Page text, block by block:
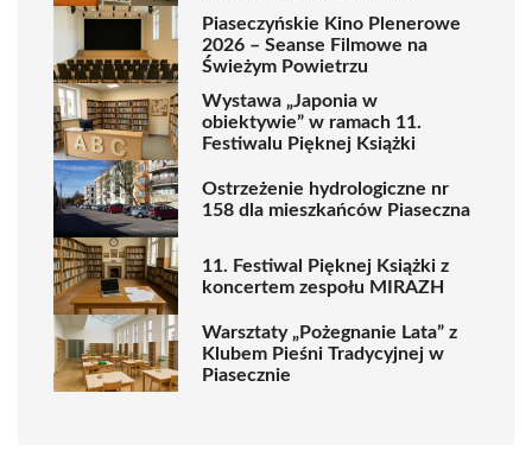
Piaseczyńskie Kino Plenerowe
2026 – Seanse Filmowe na
Świeżym Powietrzu
Wystawa „Japonia w
obiektywie” w ramach 11.
Festiwalu Pięknej Książki
Ostrzeżenie hydrologiczne nr
158 dla mieszkańców Piaseczna
11. Festiwal Pięknej Książki z
koncertem zespołu MIRAZH
Warsztaty „Pożegnanie Lata” z
Klubem Pieśni Tradycyjnej w
Piasecznie